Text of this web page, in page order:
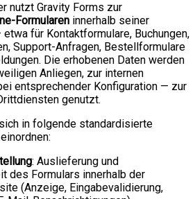
nutzt Gravity Forms zur
Formularen innerhalb seiner
für Kontaktformulare, Buchungen,
Support-Anfragen, Bestellformulare
Die erhobenen Daten werden
Anliegen, zur internen
entsprechender Konfiguration — zur
genutzt.
in folgende standardisierte
: Auslieferung und
des Formulars innerhalb der
(Anzeige, Eingabevalidierung,